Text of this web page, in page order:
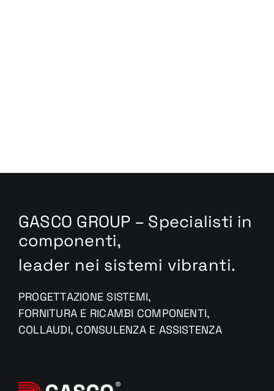
GASCO GROUP – Specialisti in
componenti,
leader nei sistemi vibranti.
PROGETTAZIONE SISTEMI,
FORNITURA E RICAMBI COMPONENTI,
COLLAUDI, CONSULENZA E ASSISTENZA